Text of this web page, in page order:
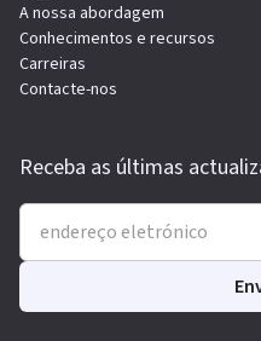
A nossa abordagem
Conhecimentos e recursos
Carreiras
Contacte-nos
Receba as últimas